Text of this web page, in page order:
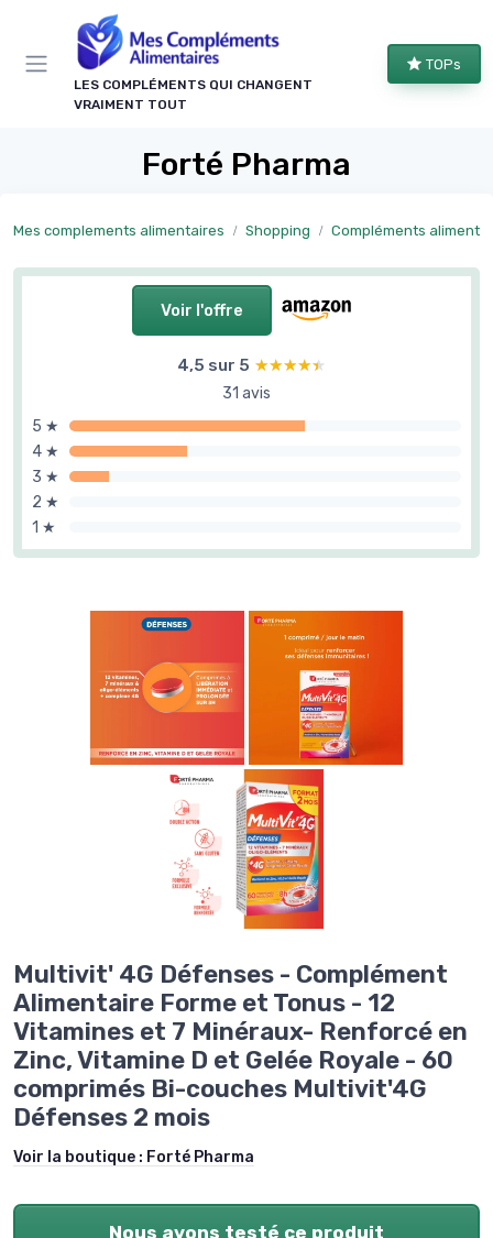
LES COMPLÉMENTS QUI CHANGENT
VRAIMENT TOUT
TOPs
Forté Pharma
Mes complements alimentaires Shopping Compléments alimentaires par
Voir l'offre
4,5 sur 5 ★★★★★
★★★★★
31 avis
5 ★
4 ★
3 ★
2 ★
1 ★
Multivit' 4G Défenses - Complément
Alimentaire Forme et Tonus - 12
Vitamines et 7 Minéraux- Renforcé en
Zinc, Vitamine D et Gelée Royale - 60
comprimés Bi-couches Multivit'4G
Défenses 2 mois
Voir la boutique : Forté Pharma
Nous avons testé ce produit
Panneau de gestion des cookies